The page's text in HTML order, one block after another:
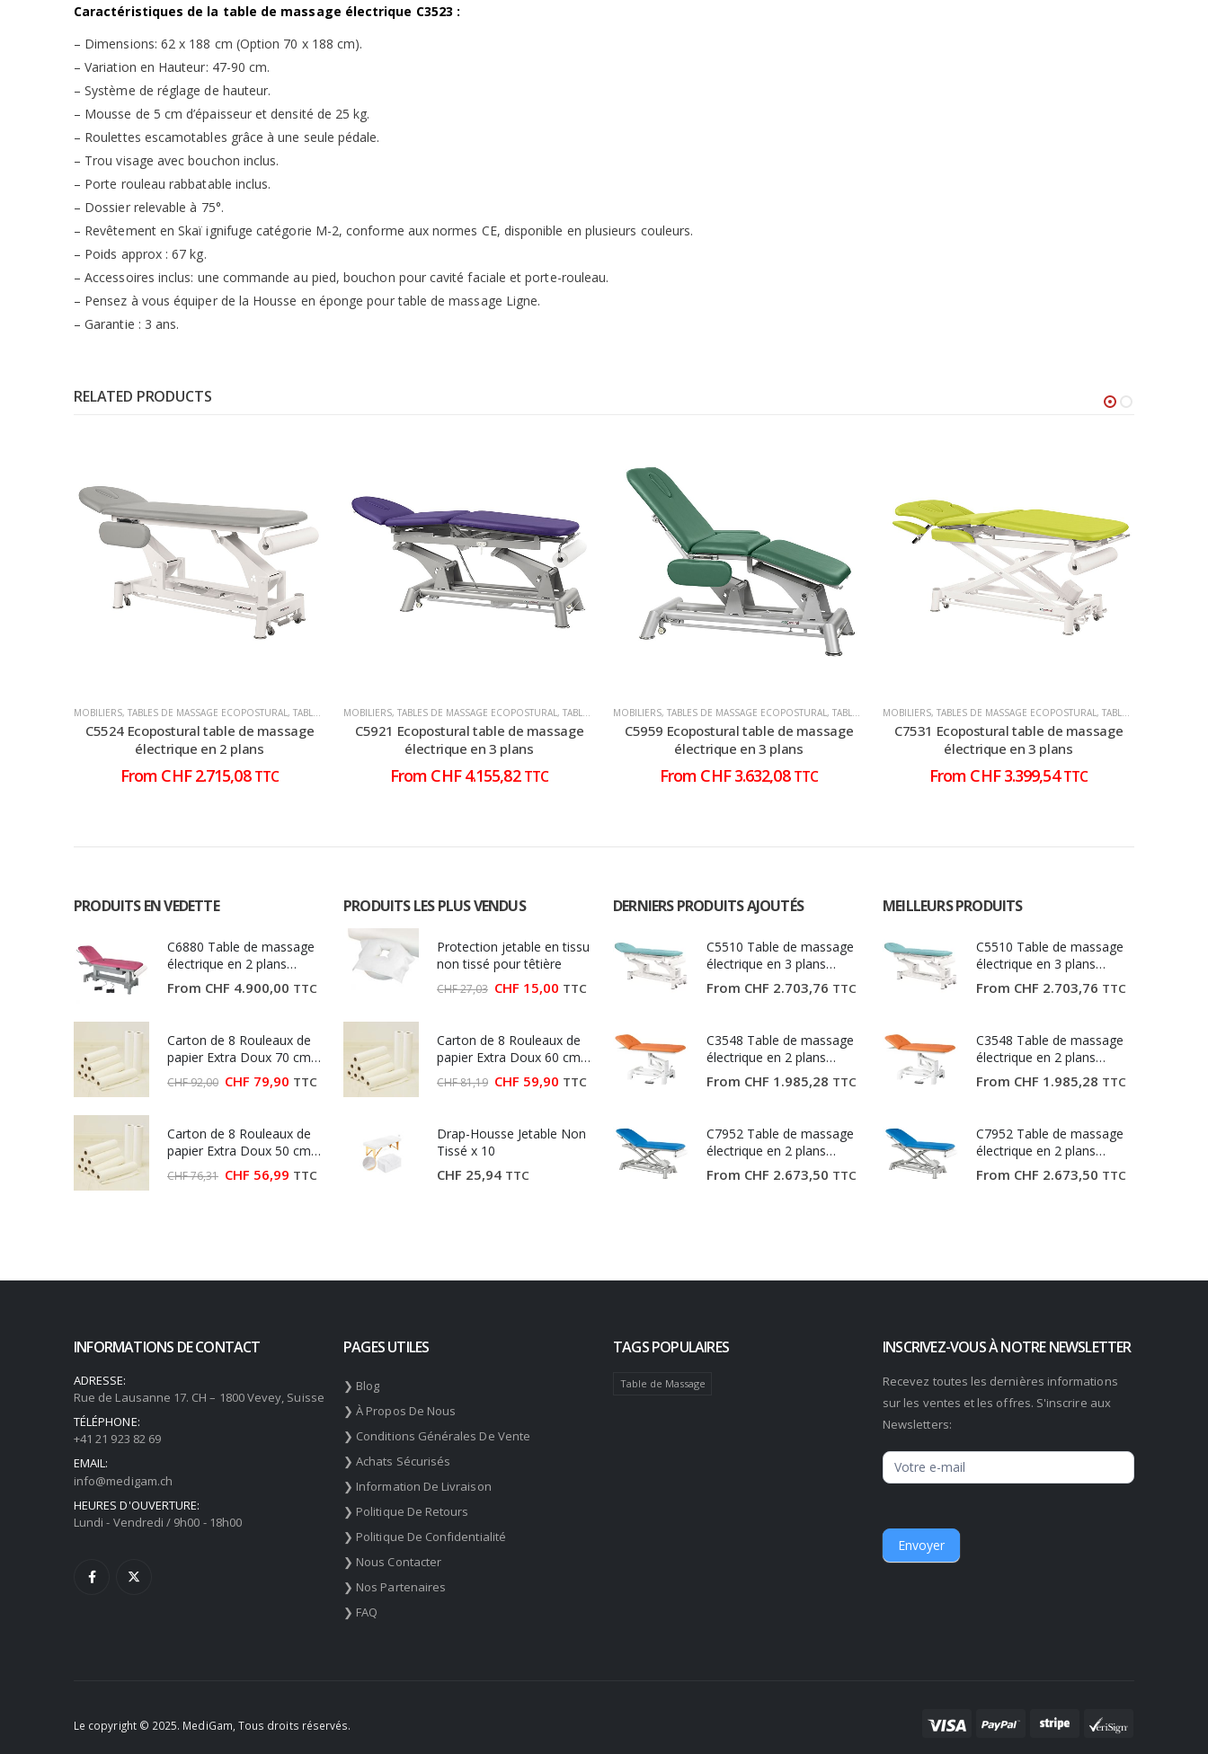
Caractéristiques de la table de massage électrique C3523 :
– Dimensions: 62 x 188 cm (Option 70 x 188 cm).
– Variation en Hauteur: 47-90 cm.
– Système de réglage de hauteur.
– Mousse de 5 cm d’épaisseur et densité de 25 kg.
– Roulettes escamotables grâce à une seule pédale.
– Trou visage avec bouchon inclus.
– Porte rouleau rabbatable inclus.
– Dossier relevable à 75°.
– Revêtement en Skaï ignifuge catégorie M-2, conforme aux normes CE, disponible en plusieurs couleurs.
– Poids approx : 67 kg.
– Accessoires inclus: une commande au pied, bouchon pour cavité faciale et porte-rouleau.
– Pensez à vous équiper de la Housse en éponge pour table de massage Ligne.
– Garantie : 3 ans.
RELATED PRODUCTS
MOBILIERS, TABLES DE MASSAGE ECOPOSTURAL, TABLES DE MASSAGE ÉLECTRIQUE
C5524 Ecopostural table de massage
électrique en 2 plans
From CHF2.715,08 TTC
MOBILIERS, TABLES DE MASSAGE ECOPOSTURAL, TABLES DE MASSAGE ÉLECTRIQUE
C5921 Ecopostural table de massage
électrique en 3 plans
From CHF4.155,82 TTC
MOBILIERS, TABLES DE MASSAGE ECOPOSTURAL, TABLES DE MASSAGE ÉLECTRIQUE
C5959 Ecopostural table de massage
électrique en 3 plans
From CHF3.632,08 TTC
MOBILIERS, TABLES DE MASSAGE ECOPOSTURAL, TABLES DE MASSAGE ÉLECTRIQUE
C7531 Ecopostural table de massage
électrique en 3 plans
From CHF3.399,54 TTC
PRODUITS EN VEDETTE
C6880 Table de massage
électrique en 2 plans
Ecopostural
From CHF 4.900,00 TTC
Carton de 8 Rouleaux de
papier Extra Doux 70 cm
(Largeur 70 cm)
CHF92,00 Le
CHF 92,00.
CHF 79,90Le
CHF 79,90.
TTC
Carton de 8 Rouleaux de
papier Extra Doux 50 cm
(Largeur 50 cm)
CHF76,31 Le
CHF 56,99Le
TTC
PRODUITS LES PLUS VENDUS
Protection jetable en tissu
non tissé pour têtière
CHF27,03 Le
CHF 27,03.
CHF 15,00Le
CHF 15,00.
TTC
Carton de 8 Rouleaux de
papier Extra Doux 60 cm
(Largeur 60 cm)
CHF81,19 Le
CHF 81,19.
CHF 59,90Le
CHF 59,90.
TTC
Drap-Housse Jetable Non
Tissé x 10
CHF 25,94 TTC
DERNIERS PRODUITS AJOUTÉS
C5510 Table de massage
électrique en 3 plans
Ecopostural
From CHF 2.703,76 TTC
C3548 Table de massage
électrique en 2 plans
Ecopostural
From CHF 1.985,28 TTC
C7952 Table de massage
électrique en 2 plans
Ecopostural
From CHF 2.673,50 TTC
MEILLEURS PRODUITS
C5510 Table de massage
électrique en 3 plans
Ecopostural
From CHF 2.703,76 TTC
C3548 Table de massage
électrique en 2 plans
Ecopostural
From CHF 1.985,28 TTC
C7952 Table de massage
électrique en 2 plans
Ecopostural
From CHF 2.673,50 TTC
INFORMATIONS DE CONTACT
ADRESSE:
Rue de Lausanne 17. CH – 1800 Vevey, Suisse
TÉLÉPHONE:
+41 21 923 82 69
EMAIL:
info@medigam.ch
HEURES D'OUVERTURE:
Lundi - Vendredi / 9h00 - 18h00
PAGES UTILES
❯ Blog
❯ À Propos De Nous
❯ Conditions Générales De Vente
❯ Achats Sécurisés
❯ Information De Livraison
❯ Politique De Retours
❯ Politique De Confidentialité
❯ Nous Contacter
❯ Nos Partenaires
❯ FAQ
TAGS POPULAIRES
Table de Massage
INSCRIVEZ-VOUS À NOTRE NEWSLETTER
Recevez toutes les dernières informations
sur les ventes et les offres. S'inscrire aux
Newsletters:
Newsletter
Envoyer
Le copyright © 2025. MediGam, Tous droits réservés.